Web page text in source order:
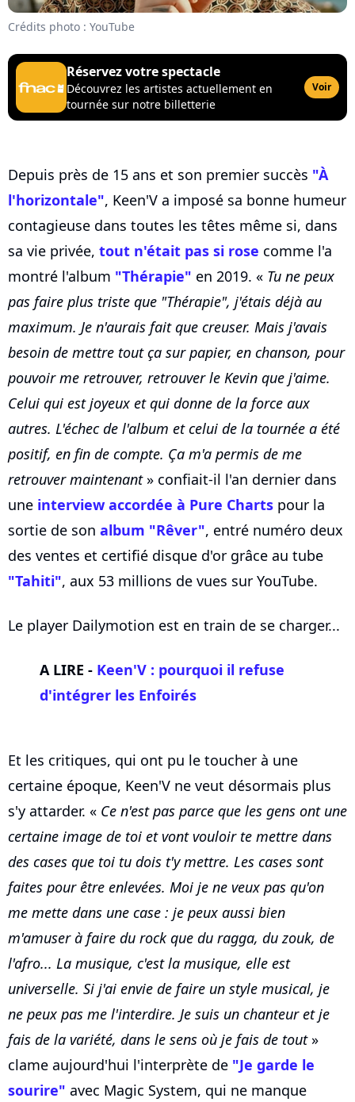
Crédits photo : YouTube
Réservez votre spectacle
Découvrez les artistes actuellement en
tournée sur notre billetterie
Voir
Depuis près de 15 ans et son premier succès "À
l'horizontale", Keen'V a imposé sa bonne humeur
contagieuse dans toutes les têtes même si, dans
sa vie privée, tout n'était pas si rose comme l'a
montré l'album "Thérapie" en 2019. « Tu ne peux
pas faire plus triste que "Thérapie", j'étais déjà au
maximum. Je n'aurais fait que creuser. Mais j'avais
besoin de mettre tout ça sur papier, en chanson, pour
pouvoir me retrouver, retrouver le Kevin que j'aime.
Celui qui est joyeux et qui donne de la force aux
autres. L'échec de l'album et celui de la tournée a été
positif, en fin de compte. Ça m'a permis de me
retrouver maintenant» confiait-il l'an dernier dans
une interview accordée à Pure Charts pour la
sortie de son album "Rêver", entré numéro deux
des ventes et certifié disque d'or grâce au tube
"Tahiti", aux 53 millions de vues sur YouTube.
Le player Dailymotion est en train de se charger...
A LIRE - Keen'V : pourquoi il refuse
d'intégrer les Enfoirés
Et les critiques, qui ont pu le toucher à une
certaine époque, Keen'V ne veut désormais plus
s'y attarder. « Ce n'est pas parce que les gens ont une
certaine image de toi et vont vouloir te mettre dans
des cases que toi tu dois t'y mettre. Les cases sont
faites pour être enlevées. Moi je ne veux pas qu'on
me mette dans une case : je peux aussi bien
m'amuser à faire du rock que du ragga, du zouk, de
l'afro... La musique, c'est la musique, elle est
universelle. Si j'ai envie de faire un style musical, je
ne peux pas me l'interdire. Je suis un chanteur et je
fais de la variété, dans le sens où je fais de tout»
clame aujourd'hui l'interprète de "Je garde le
sourire" avec Magic System, qui ne manque